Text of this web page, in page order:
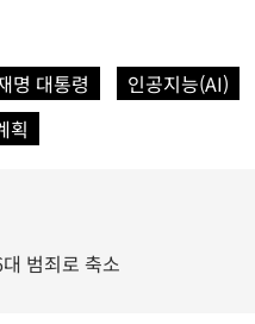
명 대통령
인공지능(AI)
획
범죄로 축소